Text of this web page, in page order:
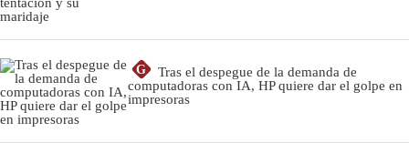
G
Tras el despegue de la demanda de
computadoras con IA, HP quiere dar el golpe en
impresoras